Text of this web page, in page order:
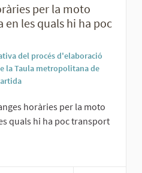
per la moto
les quals hi ha poc
del procés d'elaboració
la Taula metropolitana de
horàries per la moto
quals hi ha poc transport
Transport privat